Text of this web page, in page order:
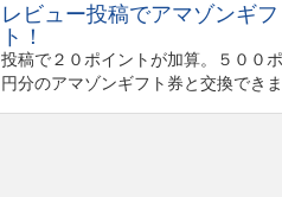
レビュー投稿でアマゾンギ
ト！
投稿で２０ポイントが加算。５００
円分のアマゾンギフト券と交換できま